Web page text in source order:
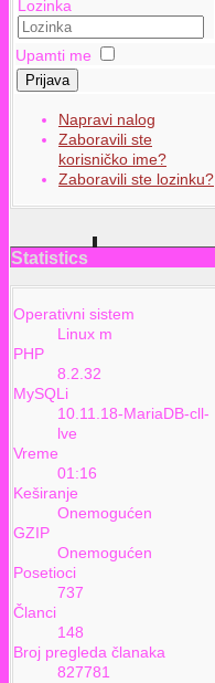
Lozinka
Upamti me
Prijava
Napravi nalog
Zaboravili ste
korisničko ime?
Zaboravili ste lozinku?
Statistics
Operativni sistem
Linux m
PHP
8.2.32
MySQLi
10.11.18-MariaDB-cll-
lve
Vreme
01:16
Keširanje
Onemogućen
GZIP
Onemogućen
Posetioci
737
Članci
148
Broj pregleda članaka
827781